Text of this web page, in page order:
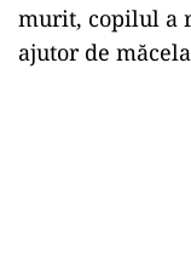
murit, copilul a
ajutor de